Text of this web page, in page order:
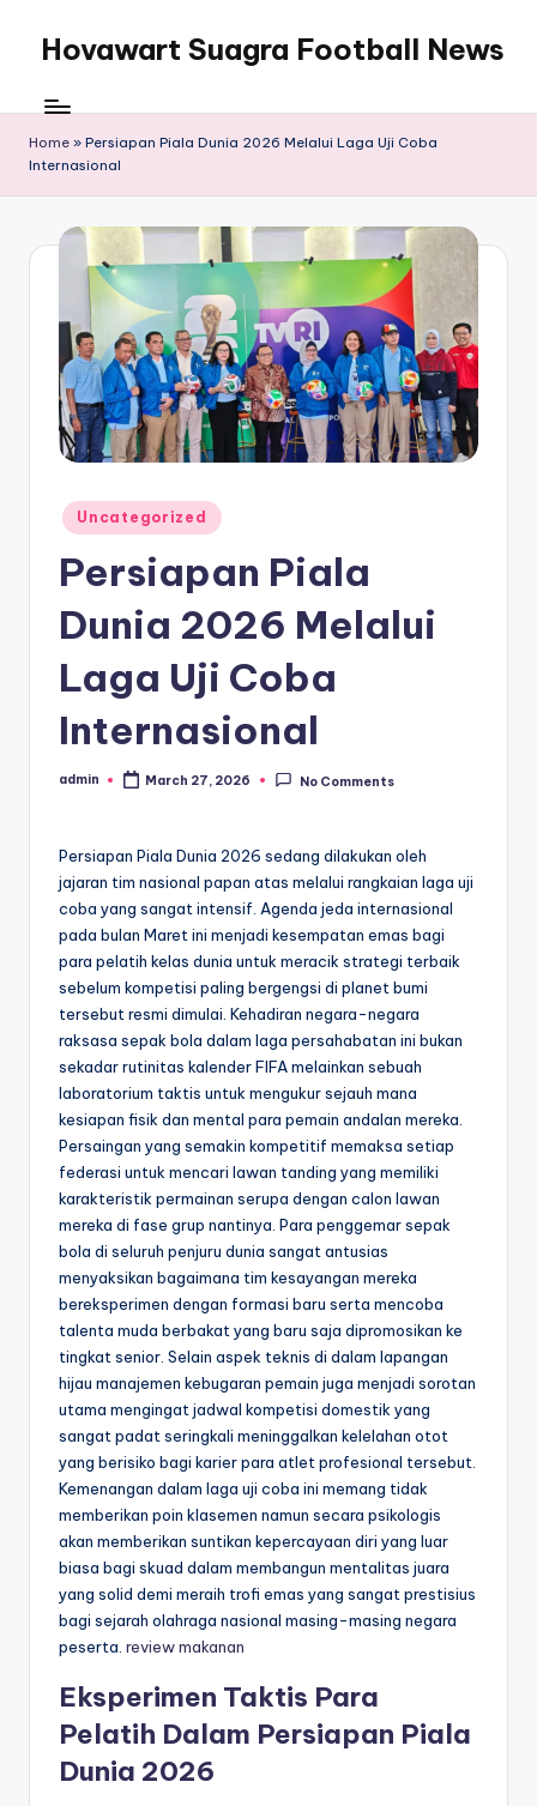
content
Hovawart Suagra Football News
Suagra
Football
News
menyediakan
berita
bola
terkini
Home » Persiapan Piala Dunia 2026 Melalui Laga Uji Coba
Internasional
Posted
in
Uncategorized
Persiapan Piala
Dunia 2026 Melalui
Laga Uji Coba
Internasional
Posted
admin March 27, 2026 No Comments
Persiapan Piala Dunia 2026 sedang dilakukan oleh
jajaran tim nasional papan atas melalui rangkaian laga uji
coba yang sangat intensif. Agenda jeda internasional
pada bulan Maret ini menjadi kesempatan emas bagi
para pelatih kelas dunia untuk meracik strategi terbaik
sebelum kompetisi paling bergengsi di planet bumi
tersebut resmi dimulai. Kehadiran negara-negara
raksasa sepak bola dalam laga persahabatan ini bukan
sekadar rutinitas kalender FIFA melainkan sebuah
laboratorium taktis untuk mengukur sejauh mana
kesiapan fisik dan mental para pemain andalan mereka.
Persaingan yang semakin kompetitif memaksa setiap
federasi untuk mencari lawan tanding yang memiliki
karakteristik permainan serupa dengan calon lawan
mereka di fase grup nantinya. Para penggemar sepak
bola di seluruh penjuru dunia sangat antusias
menyaksikan bagaimana tim kesayangan mereka
bereksperimen dengan formasi baru serta mencoba
talenta muda berbakat yang baru saja dipromosikan ke
tingkat senior. Selain aspek teknis di dalam lapangan
hijau manajemen kebugaran pemain juga menjadi sorotan
utama mengingat jadwal kompetisi domestik yang
sangat padat seringkali meninggalkan kelelahan otot
yang berisiko bagi karier para atlet profesional tersebut.
Kemenangan dalam laga uji coba ini memang tidak
memberikan poin klasemen namun secara psikologis
akan memberikan suntikan kepercayaan diri yang luar
biasa bagi skuad dalam membangun mentalitas juara
yang solid demi meraih trofi emas yang sangat prestisius
bagi sejarah olahraga nasional masing-masing negara
peserta. review makanan
Eksperimen Taktis Para
Pelatih Dalam Persiapan Piala
Dunia 2026